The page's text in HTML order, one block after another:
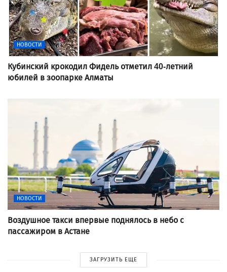
НОВОСТИ
Кубинский крокодил Фидель отметил 40-летний
юбилей в зоопарке Алматы
НОВОСТИ
Воздушное такси впервые поднялось в небо с
пассажиром в Астане
ЗАГРУЗИТЬ ЕЩЕ